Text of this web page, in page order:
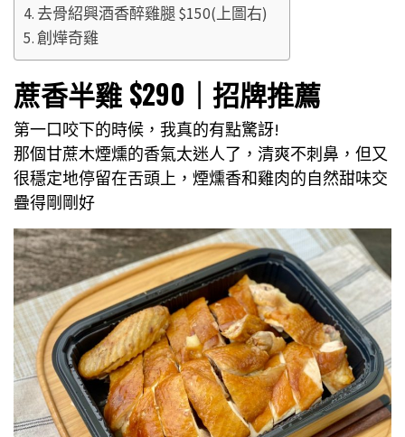
去骨紹興酒香醉雞腿 $150(上圖右)
創燁奇雞
蔗香半雞 $290｜招牌推薦
第一口咬下的時候，我真的有點驚訝!
那個甘蔗木煙燻的香氣太迷人了，清爽不刺鼻，但又
很穩定地停留在舌頭上，煙燻香和雞肉的自然甜味交
疊得剛剛好